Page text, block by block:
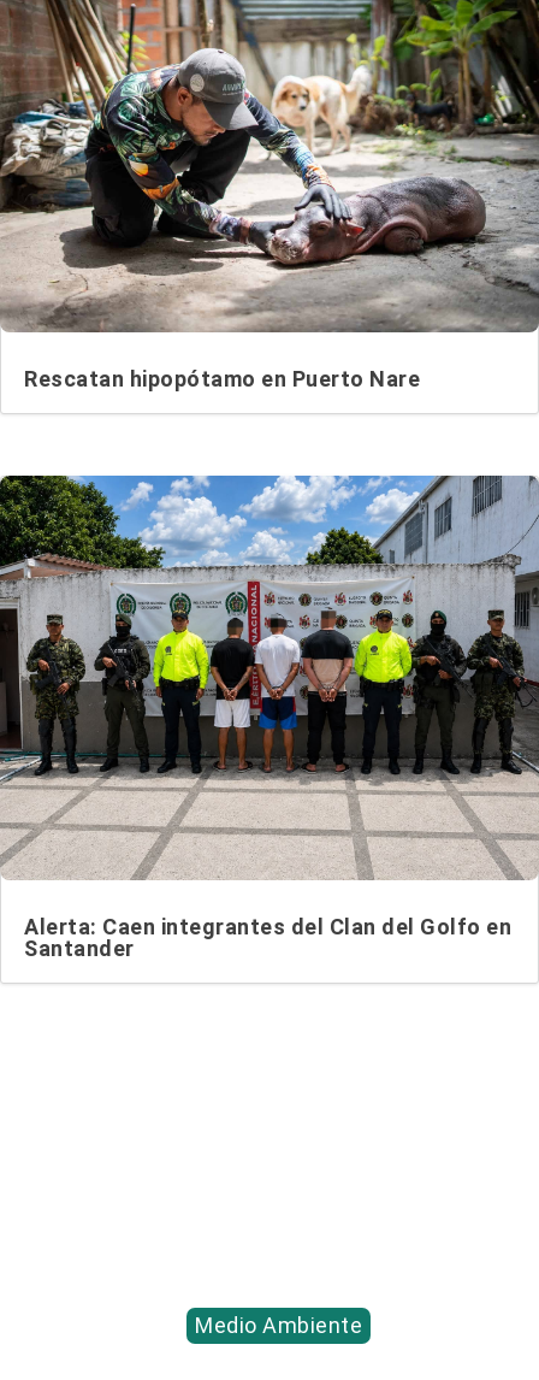
Rescatan hipopótamo en Puerto Nare
Alerta: Caen integrantes del Clan del Golfo en
Santander
Medio Ambiente